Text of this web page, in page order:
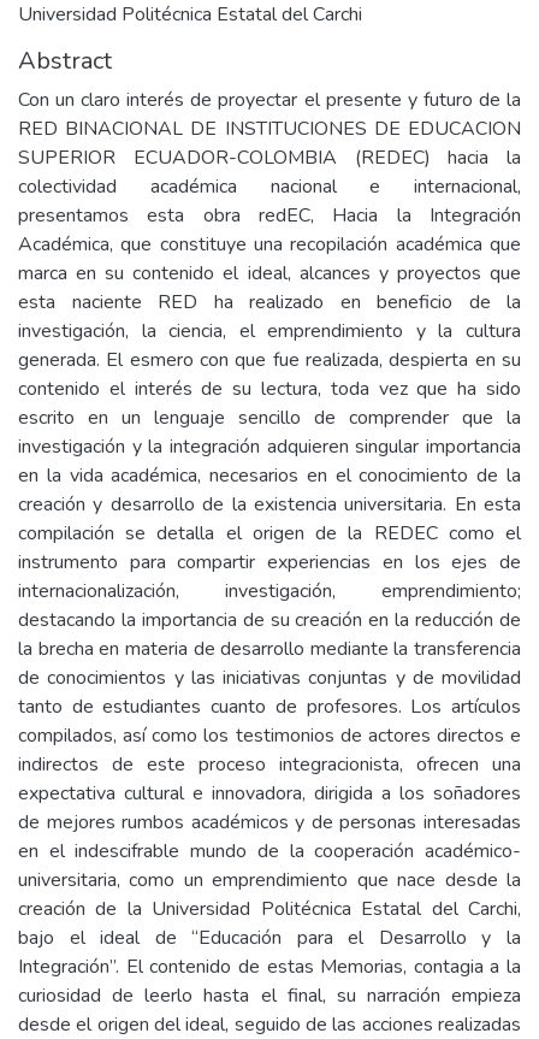
Universidad Politécnica Estatal del Carchi
Abstract
Con un claro interés de proyectar el presente y futuro de la
RED BINACIONAL DE INSTITUCIONES DE EDUCACION
SUPERIOR ECUADOR-COLOMBIA (REDEC) hacia la
colectividad académica nacional e internacional,
presentamos esta obra redEC, Hacia la Integración
Académica, que constituye una recopilación académica que
marca en su contenido el ideal, alcances y proyectos que
esta naciente RED ha realizado en beneficio de la
investigación, la ciencia, el emprendimiento y la cultura
generada. El esmero con que fue realizada, despierta en su
contenido el interés de su lectura, toda vez que ha sido
escrito en un lenguaje sencillo de comprender que la
investigación y la integración adquieren singular importancia
en la vida académica, necesarios en el conocimiento de la
creación y desarrollo de la existencia universitaria. En esta
compilación se detalla el origen de la REDEC como el
instrumento para compartir experiencias en los ejes de
internacionalización, investigación, emprendimiento;
destacando la importancia de su creación en la reducción de
la brecha en materia de desarrollo mediante la transferencia
de conocimientos y las iniciativas conjuntas y de movilidad
tanto de estudiantes cuanto de profesores. Los artículos
compilados, así como los testimonios de actores directos e
indirectos de este proceso integracionista, ofrecen una
expectativa cultural e innovadora, dirigida a los soñadores
de mejores rumbos académicos y de personas interesadas
en el indescifrable mundo de la cooperación académico-
universitaria, como un emprendimiento que nace desde la
creación de la Universidad Politécnica Estatal del Carchi,
bajo el ideal de “Educación para el Desarrollo y la
Integración”. El contenido de estas Memorias, contagia a la
curiosidad de leerlo hasta el final, su narración empieza
desde el origen del ideal, seguido de las acciones realizadas